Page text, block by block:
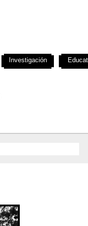
Investigación